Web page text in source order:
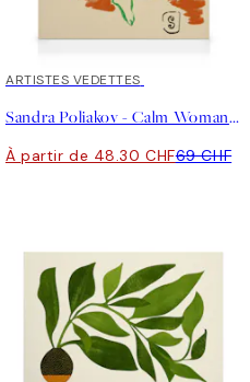
30%*
ARTISTES VEDETTES
Sandra Poliakov - Calm Woman Portrait Toile
À partir de 48.30 CHF69 CHF